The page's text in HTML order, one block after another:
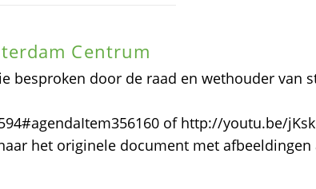
Centrum
besproken door de raad en wethouder van
of http://youtu.be/
het originele document met afbeeldingen